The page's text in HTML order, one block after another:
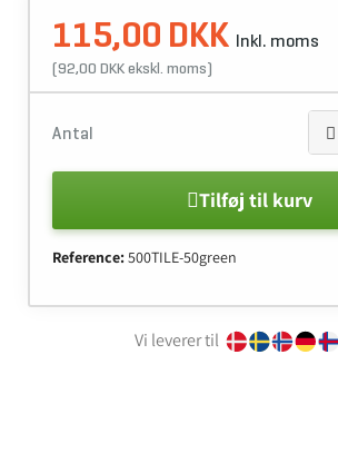
115,00 DKK Inkl. moms
(92,00 DKK ekskl. moms)
Antal
Tilføj til kurv
Reference:500TILE-50green
Vi leverer til